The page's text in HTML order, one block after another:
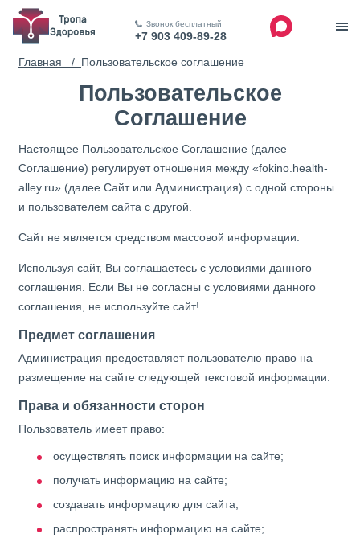
Звонок бесплатный
+7 903 409-89-28
Главная / Пользовательское соглашение
Пользовательское
Соглашение
Настоящее Пользовательское Соглашение (далее
Соглашение) регулирует отношения между «fokino.health-
alley.ru» (далее Сайт или Администрация) с одной стороны
и пользователем сайта с другой.
Сайт не является средством массовой информации.
Используя сайт, Вы соглашаетесь с условиями данного
соглашения. Если Вы не согласны с условиями данного
соглашения, не используйте сайт!
Предмет соглашения
Администрация предоставляет пользователю право на
размещение на сайте следующей текстовой информации.
Права и обязанности сторон
Пользователь имеет право:
осуществлять поиск информации на сайте;
получать информацию на сайте;
создавать информацию для сайта;
распространять информацию на сайте;